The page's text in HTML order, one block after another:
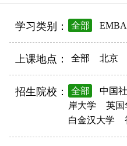
学习类别： 全部
上课地点： 全部 北京
招生院校： 全部 中国
岸大学
英国
白金汉大学